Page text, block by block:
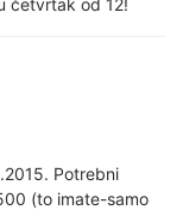
Potrebni
(to imate-samo